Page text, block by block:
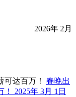
2026年 2月
春晚出
！ 2025年 3月 1日